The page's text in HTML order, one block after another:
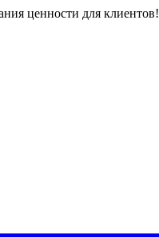
ценности для клиентов!